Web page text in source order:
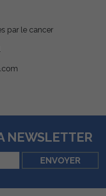
par le cancer
NEWSLETTER